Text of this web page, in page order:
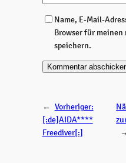
Name, E-Mail-
Browser für
speichern.
← Vorheriger:
[:de]AIDA****
Freediver[:]
→